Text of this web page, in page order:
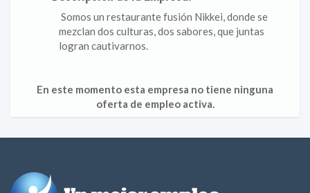
Somos un restaurante fusión Nikkei, donde se
mezclan dos culturas, dos sabores, que juntas
logran cautivarnos.
En este momento esta empresa no tiene ninguna
oferta de empleo activa.